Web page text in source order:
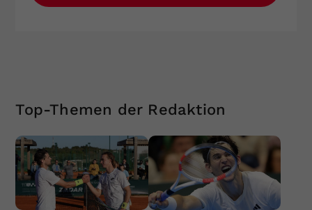
Top-Themen der Redaktion